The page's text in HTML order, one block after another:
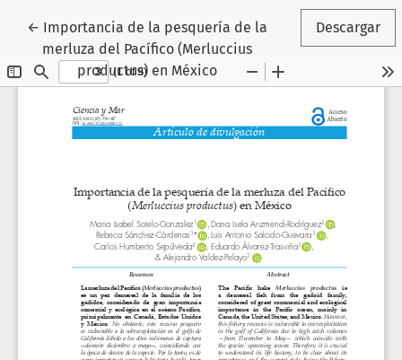
← Volver a los detalles del artículo
Importancia de la pesquería de la
merluza del Pacífico (Merluccius
productus) en México
Descargar